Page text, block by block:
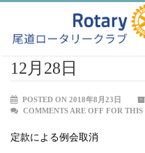
12月28日
POSTED ON 2018年8月23日
COMMENTS ARE OFF FOR THIS
定款による例会取消